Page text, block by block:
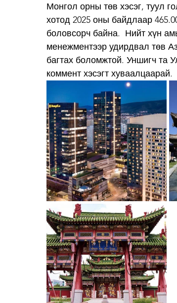
Монгол орны төв хэсэг, туул
хотод 2025 оны байдлаар
боловсорч байна.  Нийт хүн
менежментээр удирдвал төв
багтах боломжтой. Уншигч та
коммент хэсэгт хуваалцаарай.